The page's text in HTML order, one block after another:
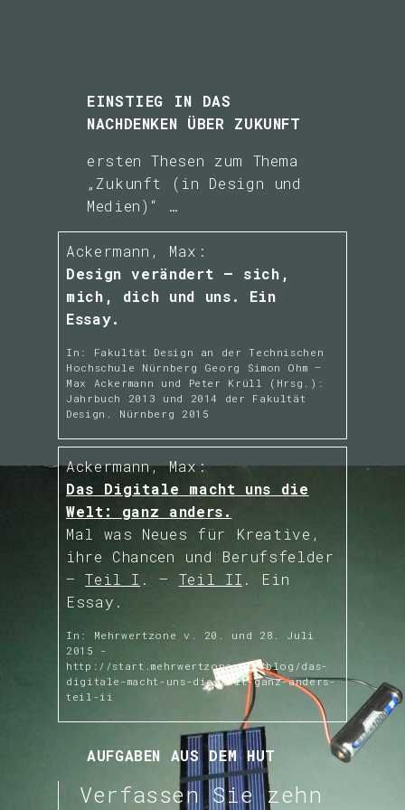
Demokratie und
Zukunft
Der Journalismus
von Morgen
(Immersion und
Hintergrund,
Glaubwürdigkeit
und Filterblase)
Die großen
Menschheitsthemen,
alte und neue
Lösungen und
Hilflosigkeiten
Die Medien-Zukunft
Die merkwürdige
Lust am Untergang,
konkret: an der
Postapokalypse
Die Zukunft des
Futurismus und die
EINSTIEG IN DAS
NACHDENKEN ÜBER ZUKUNFT
ersten Thesen zum Thema
„Zukunft (in Design und
Medien)“ …
Ackermann, Max:
Design verändert – sich,
mich, dich und uns. Ein
Essay.
In: Fakultät Design an der Technischen
Hochschule Nürnberg Georg Simon Ohm –
Max Ackermann und Peter Krüll (Hrsg.):
Jahrbuch 2013 und 2014 der Fakultät
Design. Nürnberg 2015
Ackermann, Max:
Das Digitale macht uns die
Welt: ganz anders.
Mal was Neues für Kreative,
ihre Chancen und Berufsfelder
–Teil I . – Teil II . Ein
Essay.
In: Mehrwertzone v. 20. und 28. Juli
2015 -
http://start.mehrwertzone.net/blog/das-
digitale-macht-uns-die-welt-ganz-anders-
teil-ii
AUFGABEN AUS DEM HUT
Entwerfen Sie eine
kleine Collage zum
Thema Zukunft
Verfassen Sie zehn